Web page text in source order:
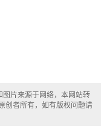
图片来源于网络，本网站转
创者所有，如有版权问题请